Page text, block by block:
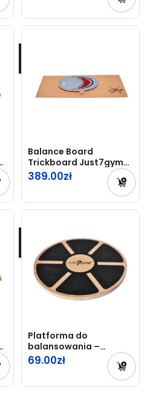
Balance Board
Trickboard Just7gym
Shark + Mata
389.00
Platforma do
balansowania –
drewniana
69.00